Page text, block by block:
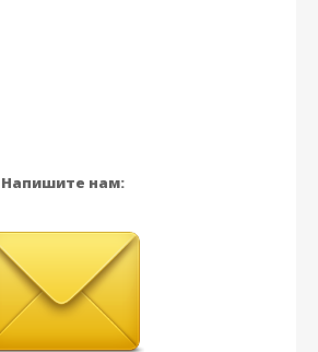
Напишите нам: